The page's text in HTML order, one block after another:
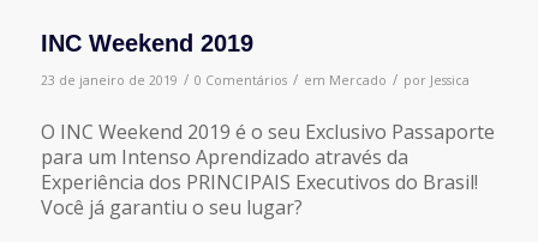
INC Weekend 2019
23 de janeiro de 2019 / 0 Comentários / em Mercado / por Jessica
O INC Weekend 2019 é o seu Exclusivo Passaporte
para um Intenso Aprendizado através da
Experiência dos PRINCIPAIS Executivos do Brasil!
Você já garantiu o seu lugar?